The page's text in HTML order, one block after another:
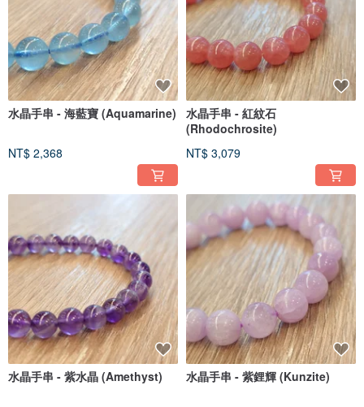
水晶手串 - 海藍寶 (Aquamarine)
NT$ 2,368
水晶手串 - 紅紋石
(Rhodochrosite)
NT$ 3,079
水晶手串 - 紫水晶 (Amethyst) 水晶手串 - 紫鋰輝 (Kunzite)